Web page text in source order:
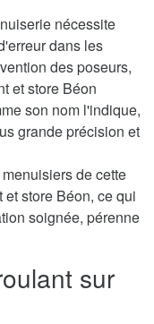
nécessite
dans les
des poseurs,
et store Béon
son nom l'indique,
grande précision et
de cette
store Béon, ce qui
soignée, pérenne
sur